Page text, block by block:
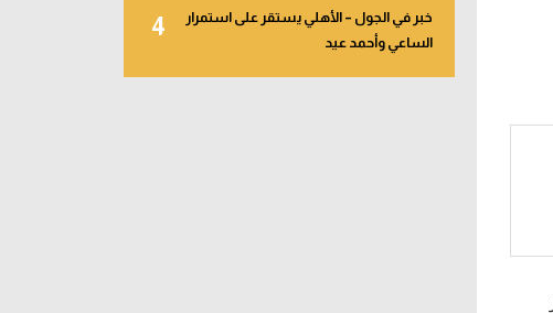
4
خبر في الجول – الأهلي يستقر على استمرار
الساعي وأحمد عيد